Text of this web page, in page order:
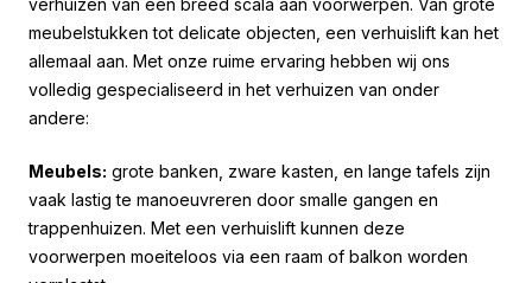
verhuizen van een breed scala aan voorwerpen. Van grote
meubelstukken tot delicate objecten, een verhuislift kan het
allemaal aan. Met onze ruime ervaring hebben wij ons
volledig gespecialiseerd in het verhuizen van onder
andere:
Meubels: grote banken, zware kasten, en lange tafels zijn
vaak lastig te manoeuvreren door smalle gangen en
trappenhuizen. Met een verhuislift kunnen deze
voorwerpen moeiteloos via een raam of balkon worden